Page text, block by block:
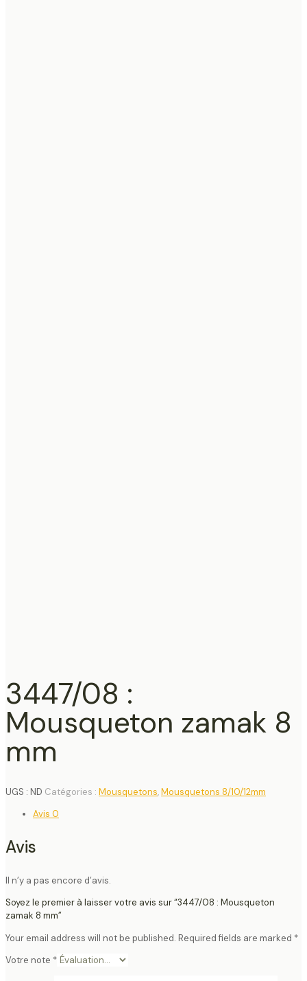
3447/08 :
Mousqueton zamak 8
mm
UGS : ND Catégories : Mousquetons,Mousquetons 8/10/12mm
Avis 0
Avis
Il n’y a pas encore d’avis.
Soyez le premier à laisser votre avis sur “3447/08 : Mousqueton
zamak 8 mm”
Your email address will not be published. Required fields are marked *
Votre note *